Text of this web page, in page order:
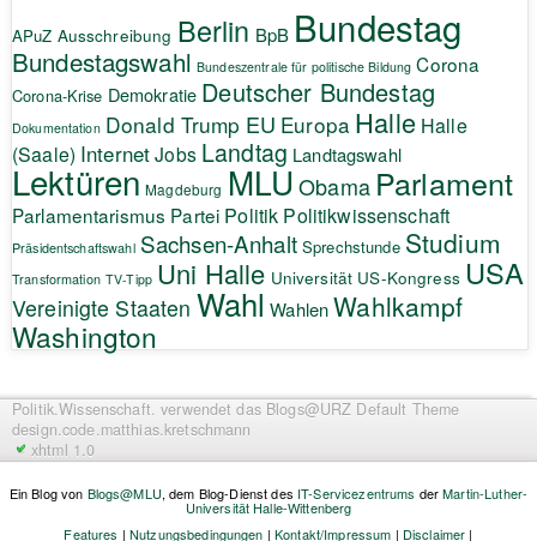
APuZ Ausschreibung Berlin BpB Bundestag
Bundestagswahl Bundeszentrale für politische Bildung Corona
Corona-Krise Demokratie Deutscher Bundestag
Dokumentation Donald Trump EU Europa Halle Halle
(Saale) InternetJobs Landtag Landtagswahl
Lektüren Magdeburg MLU Obama Parlament
Parlamentarismus Partei Politik Politikwissenschaft
Präsidentschaftswahl Sachsen-Anhalt Sprechstunde Studium
Transformation TV-Tipp Uni Halle Universität US-Kongress USA
Vereinigte Staaten Wahl Wahlen Wahlkampf
Washington
Politik.Wissenschaft. verwendet das Blogs@URZ Default Theme
design.code.matthias.kretschmann
xhtml 1.0
Ein Blog von Blogs@MLU, dem Blog-Dienst des IT-Servicezentrums derMartin-Luther-
Universität Halle-Wittenberg
Features | Nutzungsbedingungen |Kontakt/Impressum | Disclaimer |